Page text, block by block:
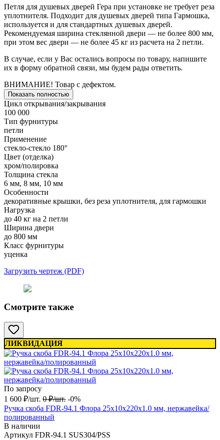
Петля для душевых дверей Гера при установке не требует реза
уплотнителя. Подходит для душевых дверей типа Гармошка,
используется и для стандартных душевых дверей.
Рекомендуемая ширина стеклянной двери — не более 800 мм,
при этом вес двери — не более 45 кг из расчета на 2 петли.
В случае, если у Вас остались вопросы по товару, напишите
их в форму обратной связи, мы будем рады ответить.
ВНИМАНИЕ! Товар с дефектом.
Показать полностью
Цикл открывания/закрывания
100 000
Тип фурнитуры
петли
Применение
стекло-стекло 180°
Цвет (отделка)
хром/полировка
Толщина стекла
6 мм, 8 мм, 10 мм
Особенности
декоративные крышки, без реза уплотнителя, для гармошки
Нагрузка
до 40 кг на 2 петли
Ширина двери
до 800 мм
Класс фурнитуры
уценка
Загрузить чертеж (PDF)
Смотрите также
ЛИКВИДАЦИЯ
По запросу
1 600 ₽/шт. 0 ₽/шт. -0%
Ручка скоба FDR-94.1 Флора 25х10х220х1.0 мм, нержавейка/
полированный
В наличии
Артикул FDR-94.1 SUS304/PSS